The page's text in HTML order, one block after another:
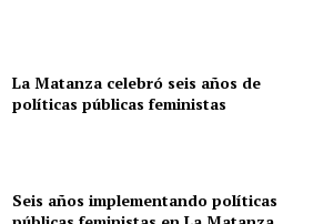
La Matanza celebró seis años de
políticas públicas feministas
Seis años implementando políticas